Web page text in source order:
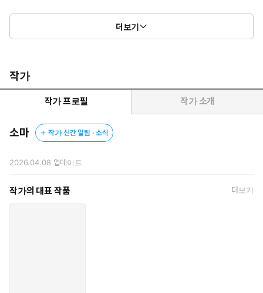
아홉 살 은아는 전 과목 만점을 받은 날 깨닫는다. 완벽한 성적표 한
장이면 매일 반복되던 부모의 싸움이 멈춘다는 사실을. 그 순간부터
란은 시간과 에너지, 비용을 모두 은아의 입시에 쏟아붓는다. 헌신
은 집착으로, 사랑은 통제와 폭력으로 변질된다. 억압된 환경 속에
서 은아는 공부에 집중하지 못하는 자신을 끝없이 자책한다.
돌봄의 공백 속에서 자란 친구 채연은 은아를 부러워한다. 재능
과 지원이 어떻게 불행이 되는지 이해하지 못한다. 형광등이 꺼
하는 아이들을 태우려는 차들로 꽉 막힌 아래를 내려다보면 수능
시에서 별을 찾는 일처럼 멀고 희미하다.
더보기
작가
작가 프로필 작가 소개
소마 작가 신간 알림 · 소식
2026.04.08 업데이트
작가의 대표 작품 더보기